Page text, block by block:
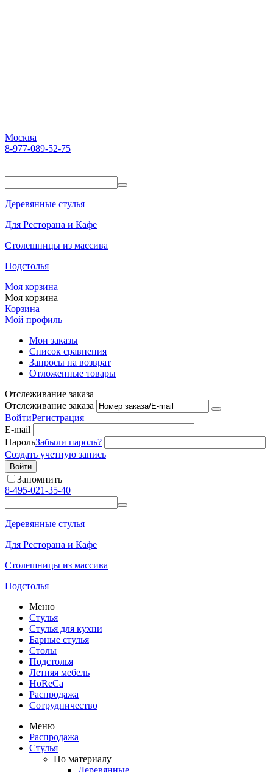
Москва
8-977-089-52-75
Деревянные стулья
Для Ресторана и Кафе
Столешницы из массива
Подстолья
Моя корзина
Моя корзина
Корзина
Мой профиль
Мои заказы
Список сравнения
Запросы на возврат
Отложенные товары
Отслеживание заказа
Отслеживание заказа
ВойтиРегистрация
E-mail
ПарольЗабыли пароль?
Создать учетную запись
Войти
Запомнить
8-495-021-35-40
Деревянные стулья
Для Ресторана и Кафе
Столешницы из массива
Подстолья
Меню
Стулья
Стулья для кухни
Барные стулья
Столы
Подстолья
Летняя мебель
HoReCa
Распродажа
Сотрудничество
Меню
Распродажа
Стулья
По материалу
Деревянные